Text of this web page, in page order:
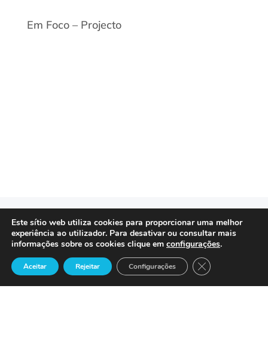
Em Foco – Projecto
Precisa de Ajuda ?
Este sítio web utiliza cookies para proporcionar uma melhor
experiência ao utilizador. Para desativar ou consultar mais
informações sobre os cookies clique em configurações.
Aceitar Rejeitar Configurações Close GDPR